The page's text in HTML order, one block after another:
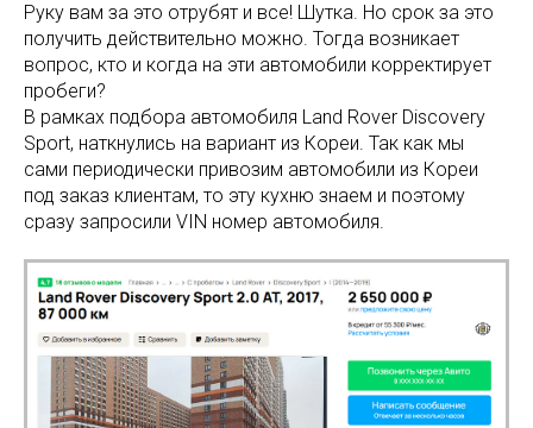
Руку вам за это отрубят и все! Шутка. Но срок за это
получить действительно можно. Тогда возникает
вопрос, кто и когда на эти автомобили корректирует
пробеги?
В рамках подбора автомобиля Land Rover Discovery
Sport, наткнулись на вариант из Кореи. Так как мы
сами периодически привозим автомобили из Кореи
под заказ клиентам, то эту кухню знаем и поэтому
сразу запросили VIN номер автомобиля.